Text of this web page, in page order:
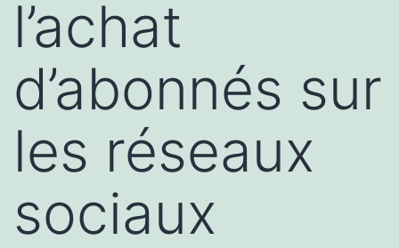
l’achat
d’abonnés sur
les réseaux
sociaux